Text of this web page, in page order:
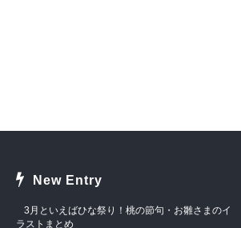
New Entry
3月といえばひな祭り！桃の節句・お雛さまのイ
ラストまとめ